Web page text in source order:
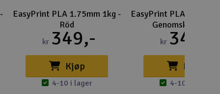
EasyPrint PLA 1.75mm 1kg -
Röd
kr 349,-
Kjøp
4-10 i lager
EasyPrint PLA 1.75mm
Genomskinlig Blå
kr 349,-
Kjøp
4-10 i lager